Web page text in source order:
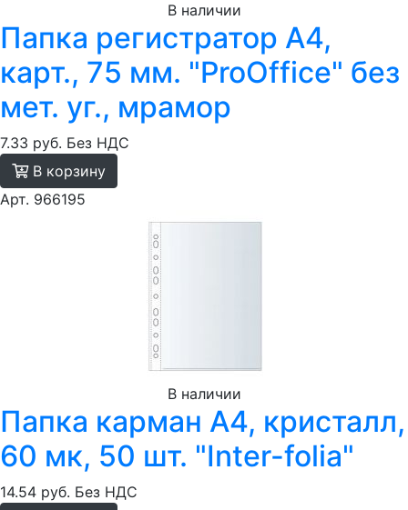
В наличии
Папка регистратор А4,
карт., 75 мм. "ProOffice" без
мет. уг., мрамор
7.33 руб. Без НДС
В корзину
Арт. 966195
В наличии
Папка карман А4, кристалл,
60 мк, 50 шт. "Inter-folia"
14.54 руб. Без НДС